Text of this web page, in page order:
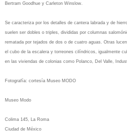
Bertram Goodhue y Carleton Winslow.
Se caracteriza por los detalles de cantera labrada y de
suelen ser dobles o triples, divididas por columnas
rematada por tejados de dos o de cuatro aguas. Otras
el cubo de la escalera y torreones cilíndricos, igualmente
en las viviendas de colonias como Polanco, Del Valle,
Fotografía: cortesía Museo MODO
Museo Modo
Colima 145, La Roma
Ciudad de México